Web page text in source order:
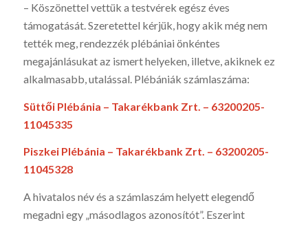
– Köszönettel vettük a testvérek egész éves
támogatását. Szeretettel kérjük, hogy akik még nem
tették meg, rendezzék plébániai önkéntes
megajánlásukat az ismert helyeken, illetve, akiknek ez
alkalmasabb, utalással. Plébániák számlaszáma:
Süttői Plébánia – Takarékbank Zrt. – 63200205-
11045335
Piszkei Plébánia – Takarékbank Zrt. – 63200205-
11045328
A hivatalos név és a számlaszám helyett elegendő
megadni egy „másodlagos azonosítót”. Eszerint